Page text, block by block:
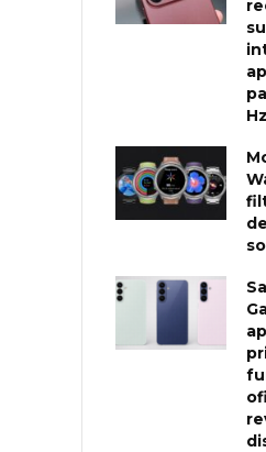
Hz